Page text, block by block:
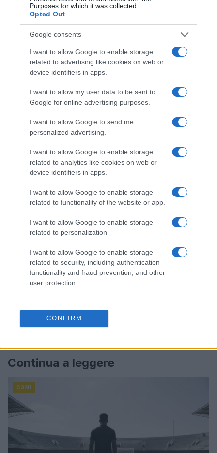
Purposes for which it was collected.
Opted Out
Google consents
I want to allow Google to enable storage
related to advertising like cookies on web or
device identifiers in apps.
I want to allow my user data to be sent to
Google for online advertising purposes.
I want to allow Google to send me
personalized advertising.
I want to allow Google to enable storage
related to analytics like cookies on web or
device identifiers in apps.
I want to allow Google to enable storage
related to functionality of the website or app.
I want to allow Google to enable storage
related to personalization.
I want to allow Google to enable storage
related to security, including authentication
functionality and fraud prevention, and other
user protection.
CONFIRM
Beatrice Bonaventura
Beatrice Bonaventura ricorda la decisione di
lasciare le passerelle di Firenze dopo un
servizio su sartorie locali; da allora guida
redazione propone palette sobrie e mantiene
un archivio personale di tagli e cartamodelli
Continua a leggere
CANI